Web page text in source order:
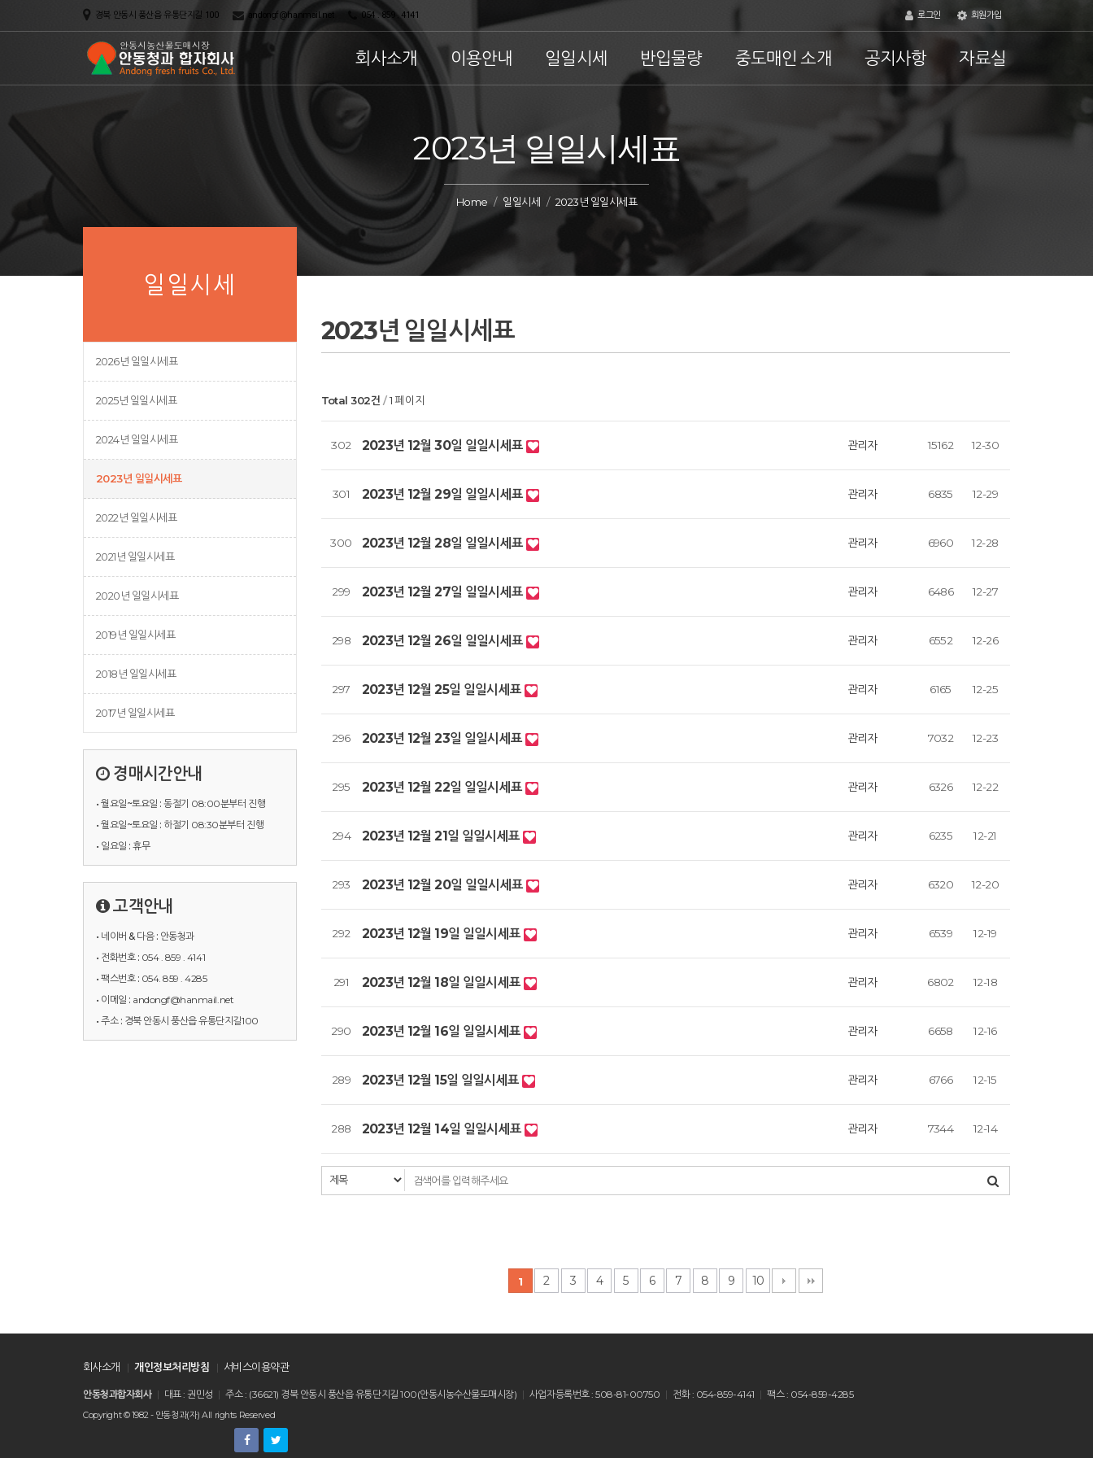
경북 안동시 풍산읍 유통단지길 100 andongf@hanmail.net 054 . 859 . 4141 로그인 회원가입
회사소개 이용안내 일일시세 반입물량 중도매인 소개 공지사항 자료실
2023년 일일시세표
Home 일일시세 2023년 일일시세표
일일시세
2026년 일일시세표
2025년 일일시세표
2024년 일일시세표
2023년 일일시세표
2022년 일일시세표
2021년 일일시세표
2020년 일일시세표
2019년 일일시세표
2018년 일일시세표
2017년 일일시세표
경매시간안내
• 월요일~토요일 : 동절기 08:00분부터 진행
• 월요일~토요일 : 하절기 08:30분부터 진행
• 일요일 : 휴무
고객안내
• 네이버 & 다음 : 안동청과
• 전화번호 : 054 . 859 . 4141
• 팩스번호 : 054. 859 . 4285
• 이메일 : andongf@hanmail.net
• 주소 : 경북 안동시 풍산읍 유통단지길100
2023년 일일시세표
Total 302건 1 페이지
302 2023년 12월 30일 일일시세표 관리자 15162 12-30
301 2023년 12월 29일 일일시세표 관리자 6835 12-29
300 2023년 12월 28일 일일시세표 관리자 6960 12-28
299 2023년 12월 27일 일일시세표 관리자 6486 12-27
298 2023년 12월 26일 일일시세표 관리자 6552 12-26
297 2023년 12월 25일 일일시세표 관리자 6165 12-25
296 2023년 12월 23일 일일시세표 관리자 7032 12-23
295 2023년 12월 22일 일일시세표 관리자 6326 12-22
294 2023년 12월 21일 일일시세표 관리자 6235 12-21
293 2023년 12월 20일 일일시세표 관리자 6320 12-20
292 2023년 12월 19일 일일시세표 관리자 6539 12-19
291 2023년 12월 18일 일일시세표 관리자 6802 12-18
290 2023년 12월 16일 일일시세표 관리자 6658 12-16
289 2023년 12월 15일 일일시세표 관리자 6766 12-15
288 2023년 12월 14일 일일시세표 관리자 7344 12-14
1 2 3 4 5 6 7 8 9 10
회사소개 개인정보처리방침 서비스이용약관
안동청과합자회사 대표 : 권민성 주소 : (36621) 경북 안동시 풍산읍 유통단지길 100(안동시농수산물도매시장) 사업자등록번호 : 508-81-00750 전화 : 054-859-4141 팩스 : 054-859-4285
Copyright © 1982 - 안동청과(자) All rights Reserved